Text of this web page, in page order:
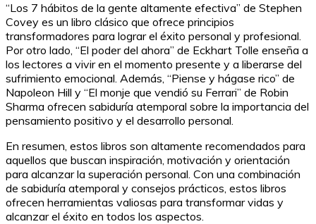
“Los 7 hábitos de la gente altamente efectiva” de Stephen
Covey es un libro clásico que ofrece principios
transformadores para lograr el éxito personal y profesional.
Por otro lado, “El poder del ahora” de Eckhart Tolle enseña a
los lectores a vivir en el momento presente y a liberarse del
sufrimiento emocional. Además, “Piense y hágase rico” de
Napoleon Hill y “El monje que vendió su Ferrari” de Robin
Sharma ofrecen sabiduría atemporal sobre la importancia del
pensamiento positivo y el desarrollo personal.
En resumen, estos libros son altamente recomendados para
aquellos que buscan inspiración, motivación y orientación
para alcanzar la superación personal. Con una combinación
de sabiduría atemporal y consejos prácticos, estos libros
ofrecen herramientas valiosas para transformar vidas y
alcanzar el éxito en todos los aspectos.